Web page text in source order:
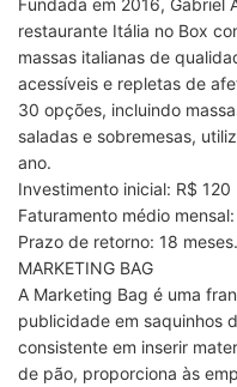
restaurante Itália no Box
massas italianas de
acessíveis e repletas de
30 opções, incluindo
saladas e sobremesas,
ano.
Investimento inicial: R$
Faturamento médio
Prazo de retorno: 18 meses.
MARKETING BAG
A Marketing Bag é uma
publicidade em saquinhos
consistente em inserir
de pão, proporciona às